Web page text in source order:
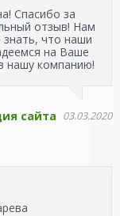
Спасибо за
отзыв! Нам
что наши
на Ваше
нашу компанию!
03.03.2020
сайта